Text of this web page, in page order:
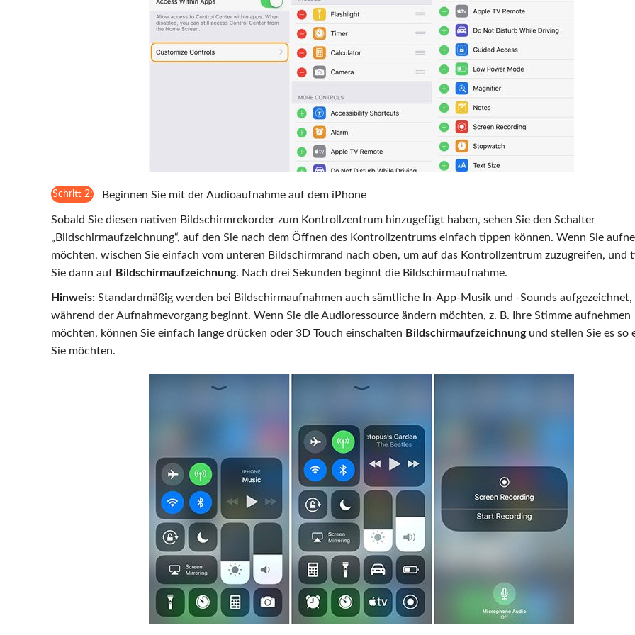
Schritt 2: Beginnen Sie mit der Audioaufnahme auf dem iPhone
Sobald Sie diesen nativen Bildschirmrekorder zum Kontrollzentrum hinzugefügt haben, sehen Sie den Schalter
„Bildschirmaufzeichnung“, auf den Sie nach dem Öffnen des Kontrollzentrums einfach tippen können. Wenn Sie
möchten, wischen Sie einfach vom unteren Bildschirmrand nach oben, um auf das Kontrollzentrum zuzugreifen, und
Sie dann auf Bildschirmaufzeichnung. Nach drei Sekunden beginnt die Bildschirmaufnahme.
Hinweis: Standardmäßig werden bei Bildschirmaufnahmen auch sämtliche In-App-Musik und -Sounds aufgezeichnet,
während der Aufnahmevorgang beginnt. Wenn Sie die Audioressource ändern möchten, z. B. Ihre Stimme aufnehmen
möchten, können Sie einfach lange drücken oder 3D Touch einschalten Bildschirmaufzeichnungund stellen Sie es so
Sie möchten.